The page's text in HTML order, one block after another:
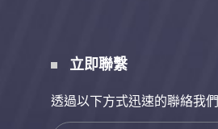
立即聯繫
透過以下方式迅速的聯絡我們